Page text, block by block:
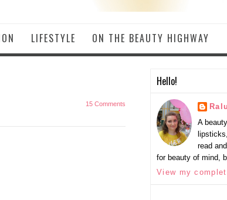
LIFESTYLE ON THE BEAUTY HIGHWAY
15 Comments
Hello!
A
read
for beauty of mind,
View my